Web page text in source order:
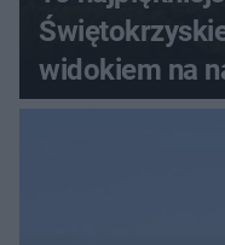
widokiem na